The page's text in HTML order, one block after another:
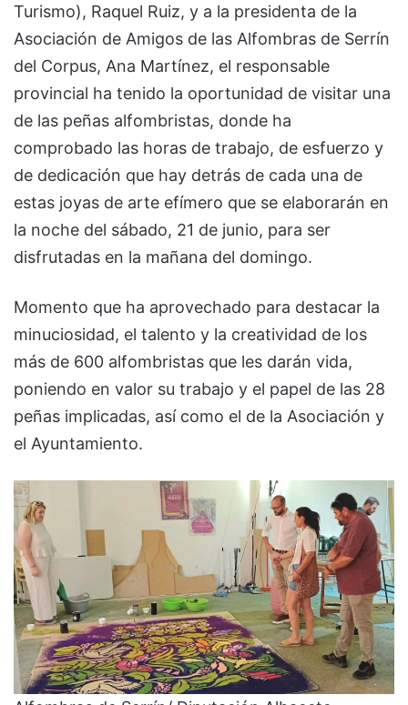
Turismo), Raquel Ruiz, y a la presidenta de la
Asociación de Amigos de las Alfombras de Serrín
del Corpus, Ana Martínez, el responsable
provincial ha tenido la oportunidad de visitar una
de las peñas alfombristas, donde ha
comprobado las horas de trabajo, de esfuerzo y
de dedicación que hay detrás de cada una de
estas joyas de arte efímero que se elaborarán en
la noche del sábado, 21 de junio, para ser
disfrutadas en la mañana del domingo.
Momento que ha aprovechado para destacar la
minuciosidad, el talento y la creatividad de los
más de 600 alfombristas que les darán vida,
poniendo en valor su trabajo y el papel de las 28
peñas implicadas, así como el de la Asociación y
el Ayuntamiento.